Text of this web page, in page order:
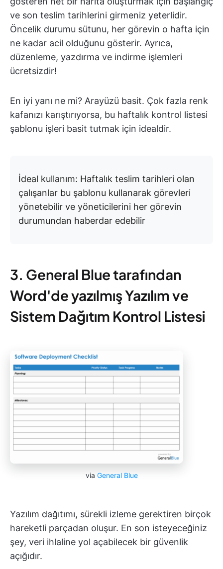
ve son teslim tarihlerini girmeniz yeterlidir.
Öncelik durumu sütunu, her görevin o hafta için
ne kadar acil olduğunu gösterir. Ayrıca,
düzenleme, yazdırma ve indirme işlemleri
ücretsizdir!
En iyi yanı ne mi? Arayüzü basit. Çok fazla renk
kafanızı karıştırıyorsa, bu haftalık kontrol listesi
şablonu işleri basit tutmak için idealdir.
İdeal kullanım: Haftalık teslim tarihleri olan
çalışanlar bu şablonu kullanarak görevleri
yönetebilir ve yöneticilerini her görevin
durumundan haberdar edebilir
3. General Blue tarafından
Word'de yazılmış Yazılım ve
Sistem Dağıtım Kontrol Listesi
via General Blue
Yazılım dağıtımı, sürekli izleme gerektiren birçok
hareketli parçadan oluşur. En son isteyeceğiniz
şey, veri ihlaline yol açabilecek bir güvenlik
açığıdır.